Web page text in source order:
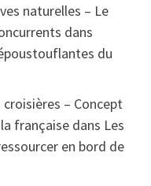
naturelles – Le
dans
du
– Concept
françaisedans Les
en bord de